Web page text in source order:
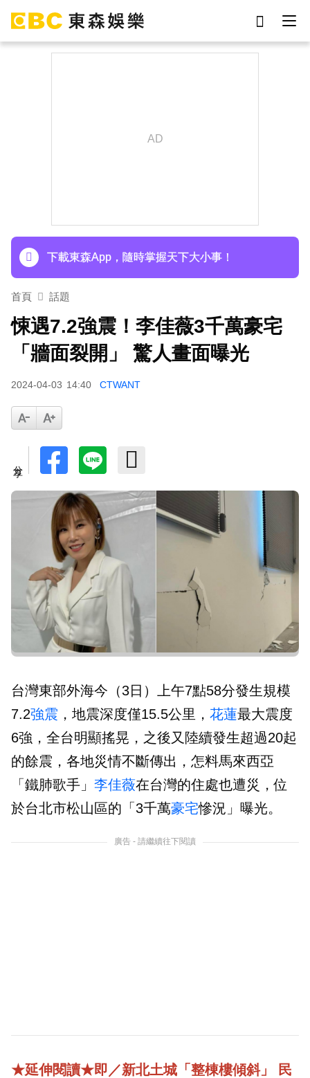
下載東森App，隨時掌握天下大小事！
首頁 話題
悚遇7.2強震！李佳薇3千萬豪宅
「牆面裂開」 驚人畫面曝光
2024-04-03 14:40 CTWANT
台灣東部外海今（3日）上午7點58分發生規模
7.2強震 ，地震深度僅15.5公里， 花蓮最大震度
6強，全台明顯搖晃，之後又陸續發生超過20起
的餘震，各地災情不斷傳出，怎料馬來西亞
「鐵肺歌手」 李佳薇在台灣的住處也遭災，位
於台北市松山區的「3千萬豪宅慘況」曝光。
廣告 - 請繼續往下閱讀
★延伸閱讀★即／新北土城「整棟樓傾斜」 民